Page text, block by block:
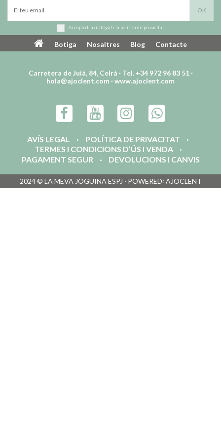
Accepto l' avís legal i la política de privacitat
Botiga Nosaltres Blog Contacte
Carretera de Juià, 84, Celrà · Tel. +34 972 96 83 51 ·
hola@ajoclent.com ·www.ajoclent.com
AVÍS LEGAL
POLÍTICA DE PRIVACITAT
TERMES I CONDICIONS D’ÚS I VENDA
PAGAMENT SEGUR
DEVOLUCIONS I CANVIS
2024 © LA MEVA JOGUINA ESPJ · POWERED꞉ AJOCLENT